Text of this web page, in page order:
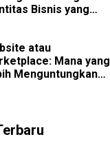
Bisnis yang
atau
Mana yang
Menguntungkan